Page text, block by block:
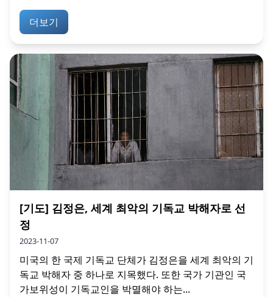
더보기
[기도] 김정은, 세계 최악의 기독교 박해자로 선
정
2023-11-07
미국의 한 국제 기독교 단체가 김정은을 세계 최악의 기
독교 박해자 중 하나로 지목했다. 또한 국가 기관인 국
가보위성이 기독교인을 박멸해야 하는...